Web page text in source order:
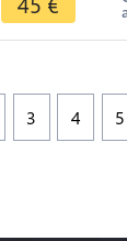
1882 ->
3 4 5